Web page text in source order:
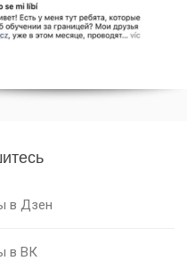
в Дзен
в ВК